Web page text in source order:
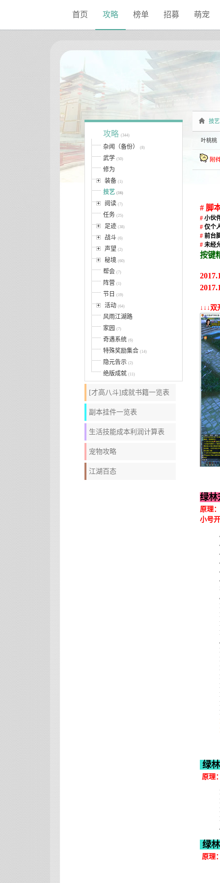
首页 攻略 榜单 招募 萌宠
技艺
叶桃桃
# 脚
# 小伙
# 仅个
# 前台
# 未经
按键
↓↓↓
绿林
原理
小号
绿
原理
绿
原理
攻略 (344)
杂闻（备份） (8)
武学 (50)
修为
装备 (1)
技艺 (16)
阅读 (7)
任务 (25)
足迹 (38)
战斗 (6)
声望 (2)
秘境 (60)
帮会 (7)
阵营 (1)
节日 (19)
活动 (64)
风雨江湖路
家园 (7)
奇遇系统 (6)
特殊奖励集合 (14)
隐元告示 (2)
绝版成就 (11)
[才高八斗]成就书籍一览表
副本挂件一览表
生活技能成本利润计算表
宠物攻略
江湖百态